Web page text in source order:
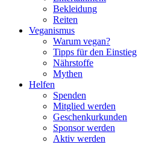
Bekleidung
Reiten
Veganismus
Warum vegan?
Tipps für den Einstieg
Nährstoffe
Mythen
Helfen
Spenden
Mitglied werden
Geschenkurkunden
Sponsor werden
Aktiv werden